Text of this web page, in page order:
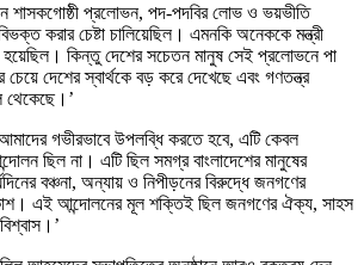
শাসকগোষ্ঠী প্রলোভন, পদ-পদবির লোভ ও ভয়ভীতি
করার চেষ্টা চালিয়েছিল। এমনকি অনেককে মন্ত্রী
কিন্তু দেশের সচেতন মানুষ সেই প্রলোভনে পা
চেয়ে দেশের স্বার্থকে বড় করে দেখেছে এবং গণতন্ত্র
থেকেছে।’
গভীরভাবে উপলব্ধি করতে হবে, এটি কেবল
ছিল না। এটি ছিল সমগ্র বাংলাদেশের মানুষের
বঞ্চনা, অন্যায় ও নিপীড়নের বিরুদ্ধে জনগণের
এই আন্দোলনের মূল শক্তিই ছিল জনগণের ঐক্য, সাহস